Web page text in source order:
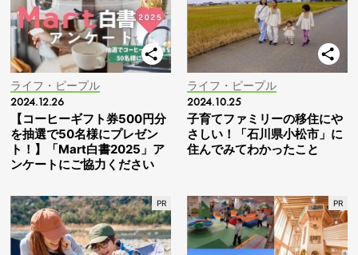
ライフ・ピープル
2024.12.26
【コーヒーギフト券500円分
を抽選で50名様にプレゼン
ト！】「Mart白書2025」ア
ンケートにご協力ください
ライフ・ピープル
2024.10.25
子育てファミリーの移住にや
さしい！「石川県小松市」に
住んでみてわかったこと